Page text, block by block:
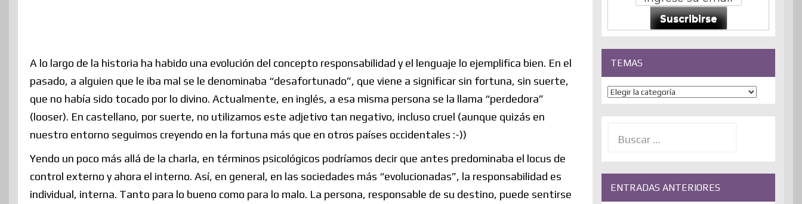
A lo largo de la historia ha habido una evolución del concepto responsabilidad y el lenguaje lo ejemplifica bien. En el
pasado, a alguien que le iba mal se le denominaba “desafortunado”, que viene a significar sin fortuna, sin suerte,
que no había sido tocado por lo divino. Actualmente, en inglés, a esa misma persona se la llama “perdedora”
(looser). En castellano, por suerte, no utilizamos este adjetivo tan negativo, incluso cruel (aunque quizás en
nuestro entorno seguimos creyendo en la fortuna más que en otros países occidentales :-))
Yendo un poco más allá de la charla, en términos psicológicos podríamos decir que antes predominaba el locus de
control externo y ahora el interno. Así, en general, en las sociedades más “evolucionadas”, la responsabilidad es
individual, interna. Tanto para lo bueno como para lo malo. La persona, responsable de su destino, puede sentirse
Suscribirse
TEMAS
Temas
ENTRADAS ANTERIORES